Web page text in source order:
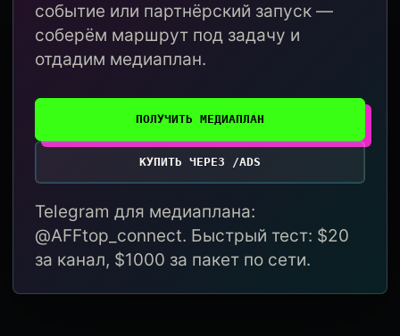
событие или партнёрский запуск —
соберём маршрут под задачу и
отдадим медиаплан.
ПОЛУЧИТЬ МЕДИАПЛАН
КУПИТЬ ЧЕРЕЗ /ADS
Telegram для медиаплана:
@AFFtop_connect. Быстрый тест: $20
за канал, $1000 за пакет по сети.